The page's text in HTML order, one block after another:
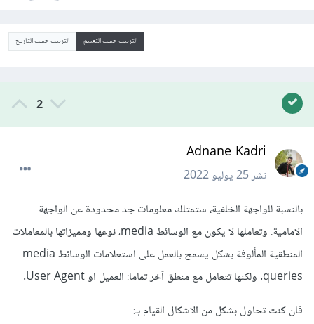
الترتيب حسب التقييم الترتيب حسب التاريخ
2
Adnane Kadri
نشر25 يوليو 2022
بالنسبة للواجهة الخلفية، ستمتلك معلومات جد محدودة عن الواجهة
الامامية. وتعاملها لا يكون مع الوسائط media، نوعها ومميزاتها بالمعاملات
المنطقية المألوفة بشكل يسمح بالعمل على استعلامات الوسائط media
queries. ولكنها تتعامل مع منطق آخر تماما: العميل او User Agent.
فان كنت تحاول بشكل من الاشكال القيام بـ: